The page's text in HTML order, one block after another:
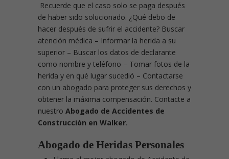
Recuerde que el caso solo se paga después
de haber sido solucionado. ¿Qué debo de
hacer después de sufrir el accidente? Buscar
atención médica – Informar la herida a su
superior – Buscar los datos de declarante
como nombre y teléfono – Tomar fotos de la
herida y en qué lugar sucedió – Contactarse
con un abogado para proteger sus derechos y
obtener la máxima compensación. Contacte a
nuestro Abogado de Accidentes de
Construcción en Walker.
Abogado de Heridas Personales